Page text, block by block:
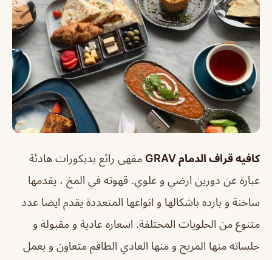
كافيه قراف الدمام GRAV
مقهى رائع بديكورات هادئة
عبارة عن دورين ارضي و علوي. قهوته في المخ ، يقدمها
ساخنة و بارده باشكالها و انواعها المتعددة يقدم ايضا عدد
متنوع من الحلويات المختلفة. اسعاره عادية و مقبولة و
جلساته منها المريح و منها العادي الطاقم متعاون و يعمل